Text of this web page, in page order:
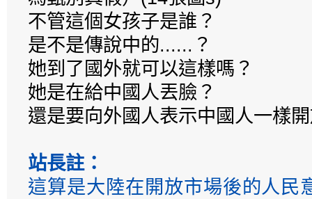
不管這個女孩子是誰？
是不是傳說中的......？
她到了國外就可以這樣嗎？
她是在給中國人丟臉？
還是要向外國人表示中國人一樣
站長註：
這算是大陸在開放市場後的人民